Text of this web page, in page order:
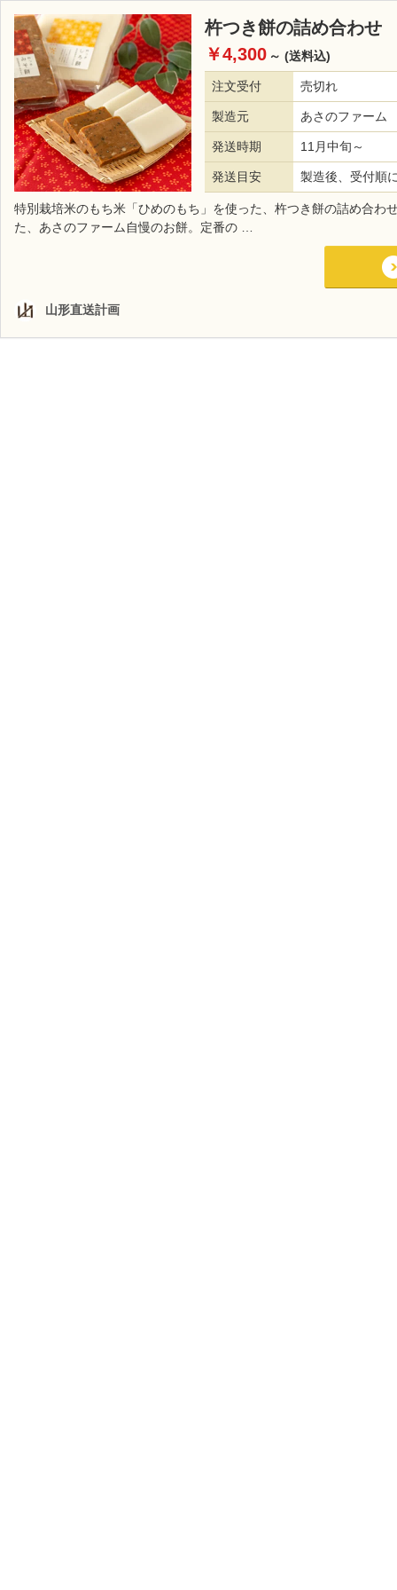
杵つき餅の詰め合わせ
￥4,300 ～ (送料込)
注文受付 売切れ
製造元 あさのファーム
発送時期 11月中旬～
発送目安 製造後、受付順
特別栽培米のもち米「ひめのもち」を使った、杵つき餅の詰め合
た、あさのファーム自慢のお餅。定番の …
山形直送計画